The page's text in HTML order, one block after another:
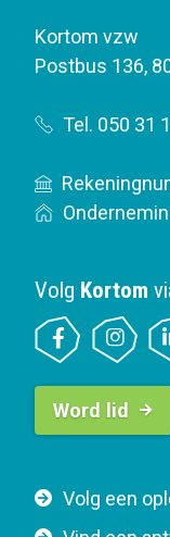
Kortom vzw
Postbus 136,
Tel. 050 31
F
Volg een
Volg Kortom
B
t
o
n
Word lid